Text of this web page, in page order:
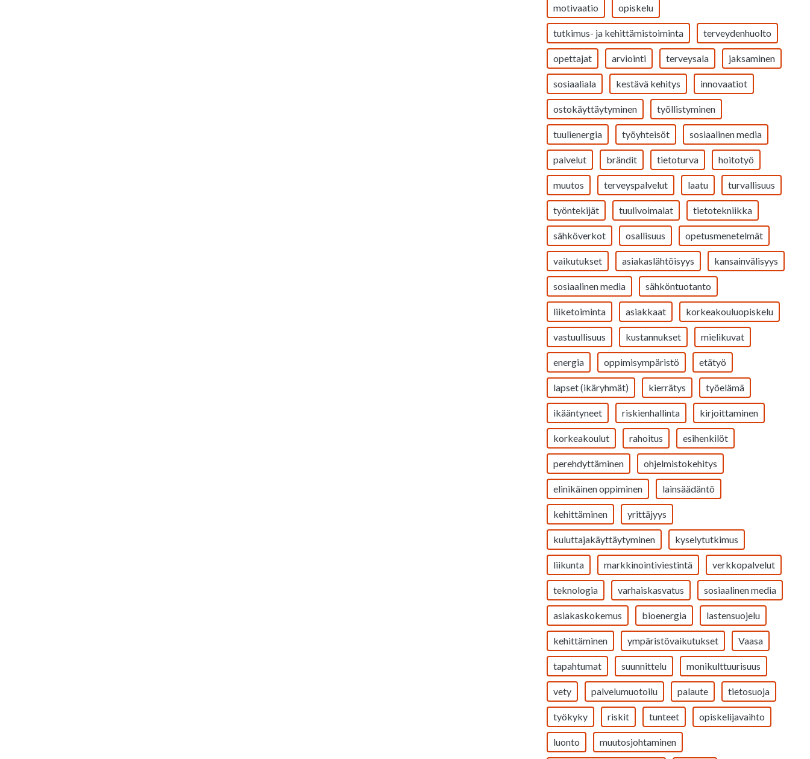
motivaatio opiskelu
tutkimus- ja kehittämistoiminta terveydenhuolto
opettajat arviointi terveysala jaksaminen
sosiaaliala kestävä kehitys innovaatiot
ostokäyttäytyminen työllistyminen
tuulienergia työyhteisöt sosiaalinen media
palvelut brändit tietoturva hoitotyö
muutos terveyspalvelut laatu turvallisuus
työntekijät tuulivoimalat tietotekniikka
sähköverkot osallisuus opetusmenetelmät
vaikutukset asiakaslähtöisyys kansainvälisyys
sosiaalinen media sähköntuotanto
liiketoiminta asiakkaat korkeakouluopiskelu
vastuullisuus kustannukset mielikuvat
energia oppimisympäristö etätyö
lapset (ikäryhmät) kierrätys työelämä
ikääntyneet riskienhallinta kirjoittaminen
korkeakoulut rahoitus esihenkilöt
perehdyttäminen ohjelmistokehitys
elinikäinen oppiminen lainsäädäntö
kehittäminen yrittäjyys
kuluttajakäyttäytyminen kyselytutkimus
liikunta markkinointiviestintä verkkopalvelut
teknologia varhaiskasvatus sosiaalinen media
asiakaskokemus bioenergia lastensuojelu
kehittäminen ympäristövaikutukset Vaasa
tapahtumat suunnittelu monikulttuurisuus
vety palvelumuotoilu palaute tietosuoja
työkyky riskit tunteet opiskelijavaihto
luonto muutosjohtaminen